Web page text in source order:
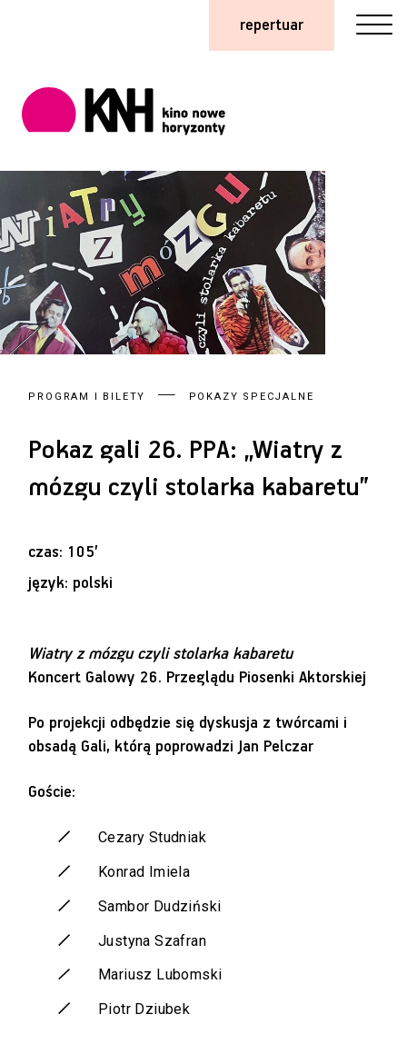
repertuar
PROGRAM I BILETY POKAZY SPECJALNE
Pokaz gali 26. PPA: „Wiatry z
mózgu czyli stolarka kabaretu”
czas: 105’
język: polski
Wiatry z mózgu czyli stolarka kabaretu
Koncert Galowy 26. Przeglądu Piosenki Aktorskiej
Po projekcji odbędzie się dyskusja z twórcami i
obsadą Gali, którą poprowadzi Jan Pelczar
Goście:
Cezary Studniak
Konrad Imiela
Sambor Dudziński
Justyna Szafran
Mariusz Lubomski
Piotr Dziubek